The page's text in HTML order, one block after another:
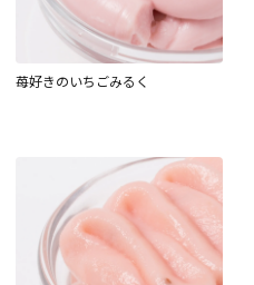
苺好きのいちごみるく